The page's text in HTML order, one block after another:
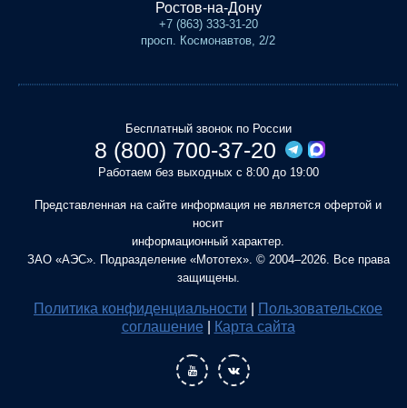
Ростов-на-Дону
+7 (863) 333-31-20
просп. Космонавтов, 2/2
Бесплатный звонок по России
8 (800) 700-37-20
Работаем без выходных с 8:00 до 19:00
Представленная на сайте информация не является офертой и
носит
информационный характер.
ЗАО «АЭС». Подразделение «Мототех». © 2004–2026. Все права
защищены.
Политика конфиденциальности
Пользовательское
соглашение
Карта сайта